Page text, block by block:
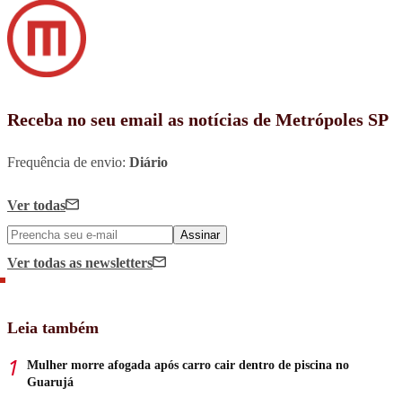
Receba no seu email as notícias de Metrópoles SP
Frequência de envio: Diário
Ver todas
Assinar
Ver todas as newsletters
Leia também
Mulher morre afogada após carro cair dentro de piscina no
Guarujá